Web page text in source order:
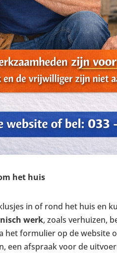
het huis
in of rond het huis en
werk, zoals verhuizen,
het formulier op de website
een afspraak voor de